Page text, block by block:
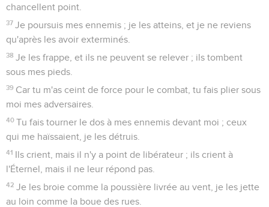
chancellent point.
37 Je poursuis mes ennemis ; je les atteins, et je ne reviens
qu'après les avoir exterminés.
38 Je les frappe, et ils ne peuvent se relever ; ils tombent
sous mes pieds.
39 Car tu m'as ceint de force pour le combat, tu fais plier sous
moi mes adversaires.
40 Tu fais tourner le dos à mes ennemis devant moi ; ceux
qui me haïssaient, je les détruis.
41 Ils crient, mais il n'y a point de libérateur ; ils crient à
l'Éternel, mais il ne leur répond pas.
42 Je les broie comme la poussière livrée au vent, je les jette
au loin comme la boue des rues.